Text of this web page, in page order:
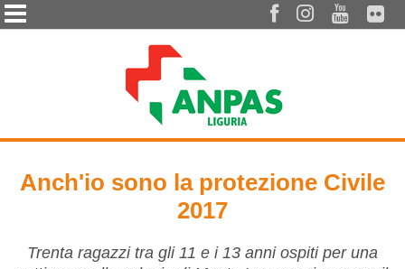
   
Anch'io sono la protezione Civile
2017
Trenta ragazzi tra gli 11 e i 13 anni ospiti per una